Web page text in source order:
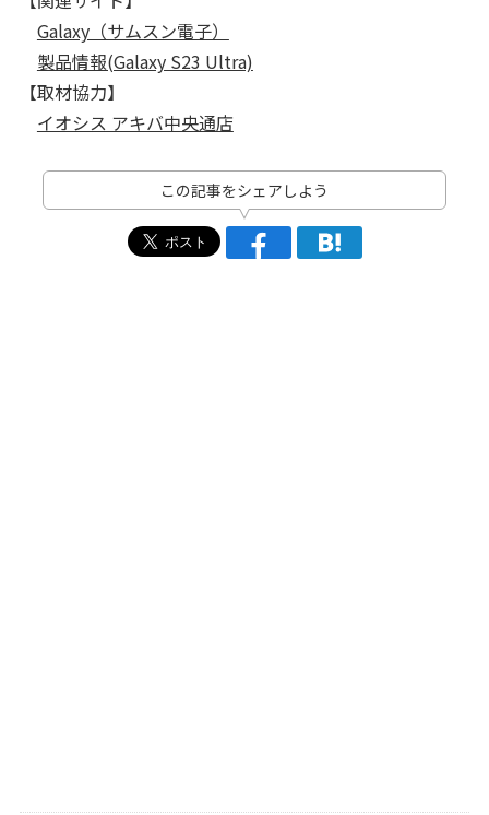
Galaxy（サムスン電子）
製品情報(Galaxy S23 Ultra)
【取材協力】
イオシス アキバ中央通店
この記事をシェアしよう